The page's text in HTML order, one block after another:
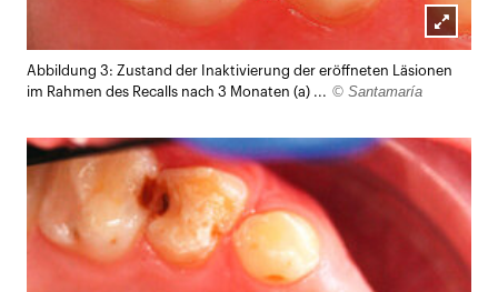
öffnen
Abbildung 3: Zustand der Inaktivierung der eröffneten Läsionen
im Rahmen des Recalls nach 3 Monaten (a) ... © Santamaría